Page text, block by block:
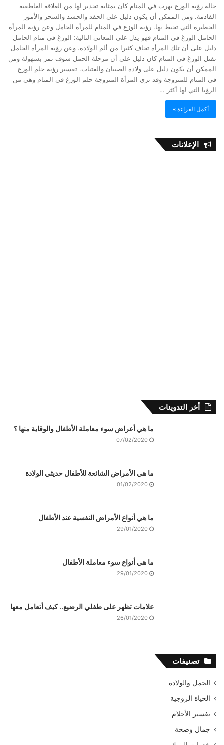
حالة رؤية الوزغ يهرب في المنام كان بمثابة تحذير لها من العلاقة العاطفية
القادمة. ومن الممكن أن يكون دليل على الحقد والحسد والسحر والأمور
الخطيرة التي تحيط بها. رؤية الوزغ في المنام للمرأة الحامل وعن رؤية المرأة
الحامل الوزغ في المنام فهو يدل على المعاني التالية: الوزغ في منام الحامل
دليل على أن تلك المرأة تخاف كثيرا من ألم الولادة. وعن رؤية المرأة الحامل
تقتل الوزغ في المنام كان دليل على أن مرحلة الحمل سوف تمر بسهولة ومن
الممكن أن يكون دليل على ولادة الصبيان والفتيات. تفسير رؤية حلم الوزغ
في المنام للمتزوجة وقد ترى المرأة المتزوجة حلم الوزغ في المنام وهي من
الرؤيا التي لها أكثر …
أكمل القراءة »
الإعلانات
أخر التدوينات
ما هي أعراض سوء معاملة الأطفال والوقاية منها ؟
07/02/2020
ما هي الأمراض الشائعة للأطفال حديثي الولادة
01/02/2020
ما هي أنواع الأمراض النفسية عند الأطفال
29/01/2020
ما هي أنواع سوء معاملة الأطفال
29/01/2020
علامات تظهر على طفلي الرضيع.. كيف أتعامل معها
26/01/2020
تصنيفات
الحمل والولادة
الحياة الزوجية
تفسير الأحلام
جمال وصحة